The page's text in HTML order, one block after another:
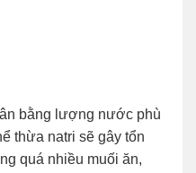
bằng lượng nước phù
thừa natri sẽ gây tổn
quá nhiều muối ăn,